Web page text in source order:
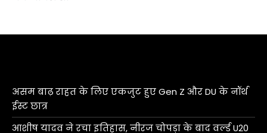
असम बाढ़ राहत के लिए एकजुट हुए Gen Z और DU के नॉर्थ
ईस्ट छात्र
आशीष यादव ने रचा इतिहास, नीरज चोपड़ा के बाद वर्ल्ड U20